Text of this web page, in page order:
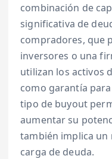
combinación de
significativa de
compradores, que
inversores o una
utilizan los activos
como garantía
tipo de buyout
aumentar su
también implica un
carga de deuda.